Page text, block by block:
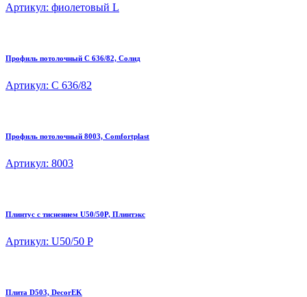
Артикул: фиолетовый L
Профиль потолочный C 636/82, Солид
Артикул: C 636/82
Профиль потолочный 8003, Comfortplast
Артикул: 8003
Плинтус с тиснением U50/50P, Плинтэкс
Артикул: U50/50 P
Плита D503, DecorEK